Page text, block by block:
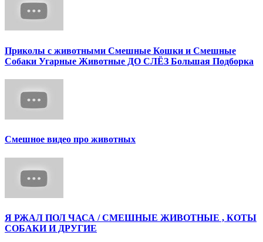
Приколы с животными Смешные Кошки и Смешные
Собаки Угарные Животные ДО СЛЁЗ Большая Подборка
Смешное видео про животных
Я РЖАЛ ПОЛ ЧАСА / СМЕШНЫЕ ЖИВОТНЫЕ , КОТЫ
СОБАКИ И ДРУГИЕ